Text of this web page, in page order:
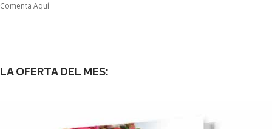
Comenta Aquí
LA OFERTA DEL MES: